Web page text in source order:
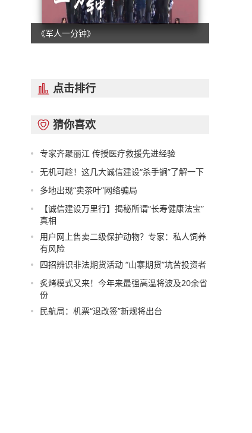
《军人一分钟》
 点击排行
 猜你喜欢
专家齐聚丽江 传授医疗救援先进经验
无机可趁！这几大诚信建设“杀手锏”了解一下
多地出现“卖茶叶”网络骗局
【诚信建设万里行】揭秘所谓“长寿健康法宝”
真相
用户网上售卖二级保护动物？专家：私人饲养
有风险
四招辨识非法期货活动 “山寨期货”坑苦投资者
炙烤模式又来！今年来最强高温将波及20余省
份
民航局：机票“退改签”新规将出台